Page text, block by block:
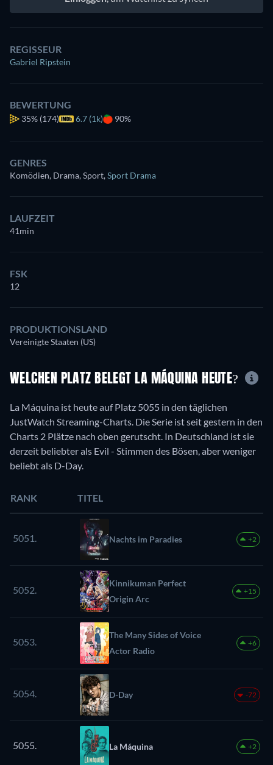
REGISSEUR
Gabriel Ripstein
BEWERTUNG
35% (174) 6.7 (1k) 90%
GENRES
Komödien, Drama, Sport,Sport Drama
LAUFZEIT
41min
FSK
12
PRODUKTIONSLAND
Vereinigte Staaten (US)
WELCHEN PLATZ BELEGT LA MÁQUINA HEUTE?
La Máquina ist heute auf Platz 5055 in den täglichen
JustWatch Streaming-Charts. Die Serie ist seit gestern in den
Charts 2 Plätze nach oben gerutscht. In Deutschland ist sie
derzeit beliebter als Evil - Stimmen des Bösen, aber weniger
beliebt als D-Day.
RANK TITEL
5051. Nachts im Paradies +2
5052.
Kinnikuman Perfect
Origin Arc
+15
5053.
The Many Sides of Voice
Actor Radio
+6
5054. D-Day -72
5055. La Máquina +2